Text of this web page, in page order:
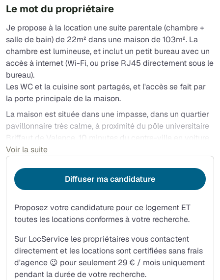
Le mot du propriétaire
Je propose à la location une suite parentale (chambre +
salle de bain) de 22m² dans une maison de 103m². La
chambre est lumineuse, et inclut un petit bureau avec un
accès à internet (Wi-Fi, ou prise RJ45 directement sous le
bureau).
Les WC et la cuisine sont partagés, et l'accès se fait par
la porte principale de la maison.
La maison est située dans une impasse, dans un quartier
pavillonnaire très calme, à proximité du pôle universitaire
Briffaut de Valence. 10 minutes du centre-ville en voiture
/ 25 minutes en bus.
en télétravail permanent : je serai donc presque toujours
sur place.
Voir la suite
Proposez votre candidature pour ce logement ET
toutes les locations conformes à votre recherche.
Sur LocService les propriétaires vous contactent
directement et les locations sont certifiées sans frais
d'agence 😉 pour seulement 29 € / mois uniquement
pendant la durée de votre recherche.
Diffuser ma candidature